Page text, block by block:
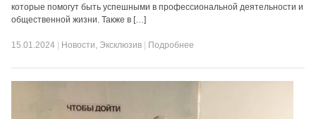
которые помогут быть успешными в профессиональной деятельности и
общественной жизни. Также в […]
15.01.2024 Новости, Эксклюзив Подробнее